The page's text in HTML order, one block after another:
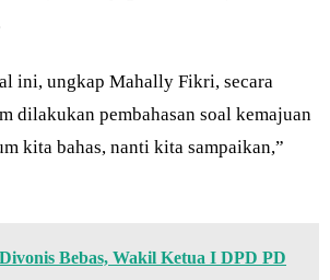
ini, ungkap Mahally Fikri, secara
dilakukan pembahasan soal kemajuan
kita bahas, nanti kita sampaikan,”
Bebas, Wakil Ketua I DPD PD